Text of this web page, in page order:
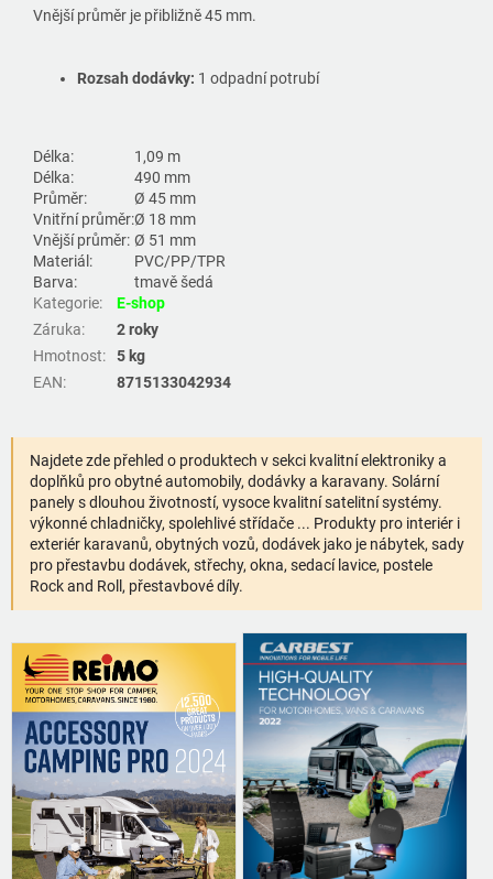
Vnější průměr je přibližně 45 mm.
Rozsah dodávky: 1 odpadní potrubí
Délka:
1,09 m
Délka:
490 mm
Průměr:
Ø 45 mm
Vnitřní průměr:Ø 18 mm
Vnější průměr: Ø 51 mm
Materiál:
PVC/PP/TPR
Barva:
tmavě šedá
Kategorie:
E-shop
Záruka:
2 roky
Hmotnost:
5 kg
EAN: 8715133042934
Najdete zde přehled o produktech v sekci kvalitní elektroniky a
doplňků pro obytné automobily, dodávky a karavany. Solární
panely s dlouhou životností, vysoce kvalitní satelitní systémy.
výkonné chladničky, spolehlivé střídače ... Produkty pro interiér i
exteriér karavanů, obytných vozů, dodávek jako je nábytek, sady
pro přestavbu dodávek, střechy, okna, sedací lavice, postele
Rock and Roll, přestavbové díly.